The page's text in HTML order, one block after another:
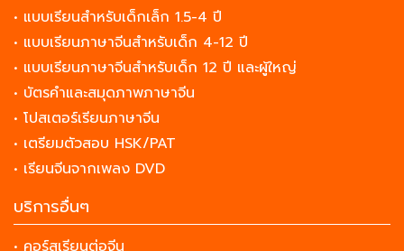
• แบบเรียนสำหรับเด็กเล็ก 1.5-4 ปี
• แบบเรียนภาษาจีนสำหรับเด็ก 4-12 ปี
• แบบเรียนภาษาจีนสำหรับเด็ก 12 ปี และผู้ใหญ่
• บัตรคำและสมุดภาพภาษาจีน
• โปสเตอร์เรียนภาษาจีน
• เตรียมตัวสอบ HSK/PAT
• เรียนจีนจากเพลง DVD
บริการอื่นๆ
• คอร์สเรียนต่อจีน